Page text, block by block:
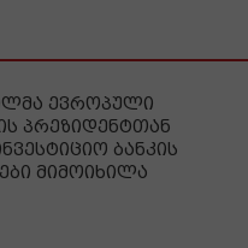
ევროპული
პრეზიდენტთან
ბანკის
მიმოიხილა